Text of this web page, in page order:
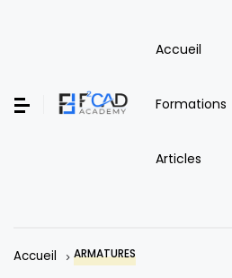
Accueil
Formations
Articles
Accueil ARMATURES